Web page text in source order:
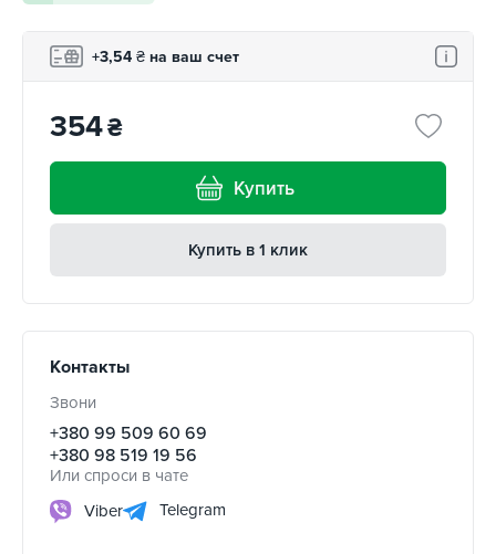
+3,54 ₴ на ваш счет
354₴
Купить
Купить в 1 клик
Контакты
Звони
+380 99 509 60 69
+380 98 519 19 56
Или спроси в чате
Viber
Telegram